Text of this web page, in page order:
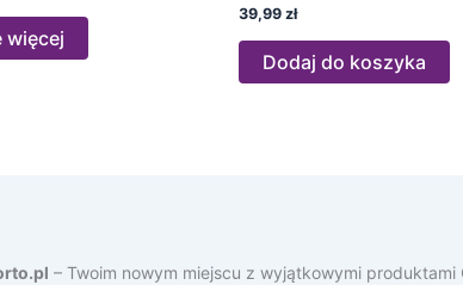
więcej
39,99 zł
Dodaj do koszyka
– Twoim nowym miejscu z wyjątkowymi produktami